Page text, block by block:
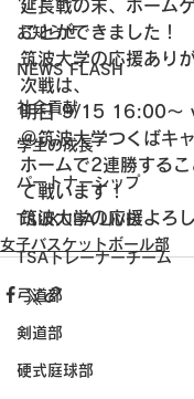
お知らせ
NEWS FLASH
社会貢献
学生の成長
パートナーシップ
TSUKUBA LIVE!
TSAトレーナーチーム
弓道部
剣道部
硬式庭球部
延長戦の末、ホーム
ことができました！
筑波大学の応援あり
次戦は、
明日 9/15 16:00〜
＠筑波大学つくばキ
ホームで2連勝するこ
て戦います！
筑波大学の応援よろ
女子バスケットボール部